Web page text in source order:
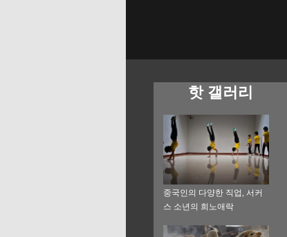
핫 갤러리
중국인의 다양한 직업, 서커
스 소년의 희노애락